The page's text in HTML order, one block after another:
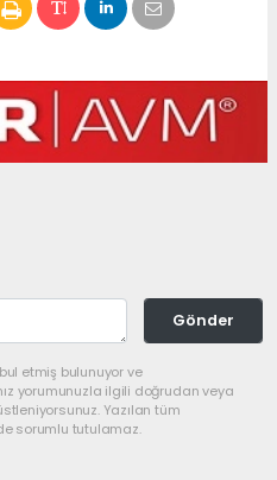
Gönder
etmiş bulunuyor ve
yorumunuzla ilgili doğrudan veya
Yazılan tüm
sorumlu tutulamaz.